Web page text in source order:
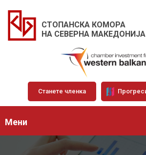
СТОПАНСКА КОМОРА
НА СЕВЕРНА МАКЕДОНИЈА
Станете членка
Мени